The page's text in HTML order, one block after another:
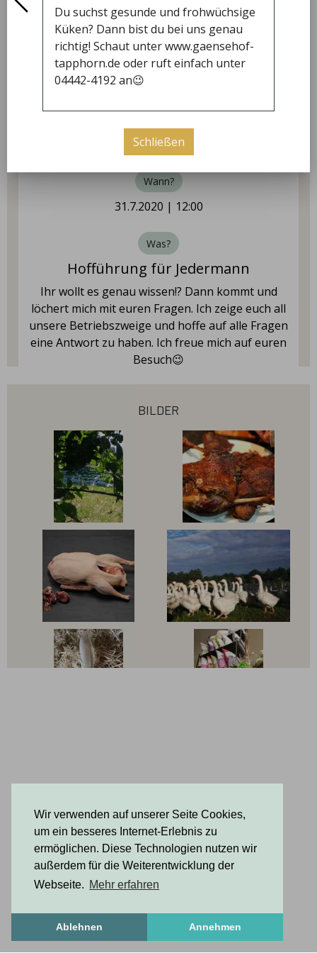
Wir verwenden auf unserer Seite Cookies,
um ein besseres Internet-Erlebnis zu
ermöglichen. Diese Technologien nutzen wir
außerdem für die Weiterentwicklung der
Webseite. Mehr erfahren
Ablehnen Annehmen
09:00 - 18:00
Donnerstag
09:00 - 18:00
Freitag
09:00 - 18:00
Samstag
09:00 - 12:00
was steht an
Wann?
31.7.2020 | 12:00
Was?
Hofführung für Jedermann
Ihr wollt es genau wissen!? Dann kommt und
löchert mich mit euren Fragen. Ich zeige euch all
unsere Betriebszweige und hoffe auf alle Fragen
eine Antwort zu haben. Ich freue mich auf euren
Besuch😉
bilder
Du suchst gesunde und frohwüchsige
Küken? Dann bist du bei uns genau
richtig! Schaut unter www.gaensehof-
tapphorn.de oder ruft einfach unter
04442-4192 an😉
Schließen